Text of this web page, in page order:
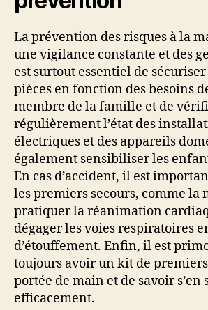
La prévention des risques à la
une vigilance constante et des
est surtout essentiel de
pièces en fonction des besoins
membre de la famille et de
régulièrement l’état des
électriques et des appareils
également sensibiliser les
En cas d’accident, il est
les premiers secours, comme la
pratiquer la réanimation
dégager les voies respiratoires
d’étouffement. Enfin, il est
toujours avoir un kit de premiers
portée de main et de savoir s’en
efficacement.